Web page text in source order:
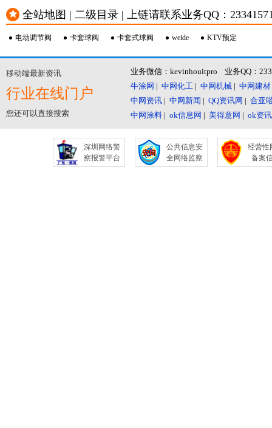
全站地图 | 二级目录 | 上链请联系业务QQ：
电动调节阀 卡套球阀 卡套式球阀 weide KTV预定
移动端最新资讯
行业在线门户
您还可以直接搜索
业务微信：kevinhouitpro 业务QQ：
牛涂网 | 中网化工 | 中网机械 | 中网建材
中网资讯 | 中网新闻 | QQ资讯网 | 合亚
中网涂料 | ok信息网 | 美得意网 | ok资
深圳网络警
察报警平台
公共信息安
全网络监察
经营性
备案